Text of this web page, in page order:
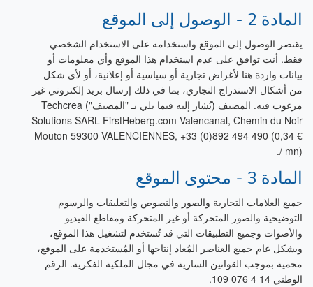
المادة 2 - الوصول إلى الموقع
يقتصر الوصول إلى الموقع واستخدامه على الاستخدام الشخصي
فقط. أنت توافق على عدم استخدام هذا الموقع وأي معلومات أو
بيانات واردة هنا لأغراض تجارية أو سياسية أو إعلانية، أو لأي شكل
من أشكال الاستدراج التجاري، بما في ذلك إرسال بريد إلكتروني غير
مرغوب فيه. المضيف (يُشار إليه فيما يلي بـ "المضيف") Techcrea
Solutions SARL FirstHeberg.com Valencanal, Chemin du Noir
Mouton 59300 VALENCIENNES, +33 (0)892 494 490 (0,34 €
/ mn).
المادة 3 - محتوى الموقع
جميع العلامات التجارية والصور والنصوص والتعليقات والرسوم
التوضيحية والصور المتحركة أو غير المتحركة ومقاطع الفيديو
والأصوات وجميع التطبيقات التي قد تُستخدم لتشغيل هذا الموقع،
وبشكل عام جميع العناصر المُعاد إنتاجها أو المُستخدمة على الموقع،
محمية بموجب القوانين السارية في مجال الملكية الفكرية. الرقم
الوطني 14 4 076 109.